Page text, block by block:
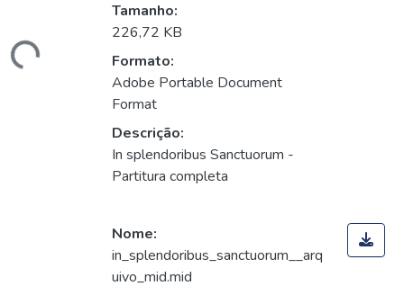
Tamanho:
226,72 KB
Formato:
Adobe Portable Document
Format
Descrição:
In splendoribus Sanctuorum -
Partitura completa
Nome:
in_splendoribus_sanctuorum__arq
uivo_mid.mid